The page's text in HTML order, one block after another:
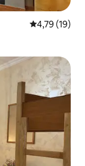
4,79 de uma
4,79 (19)